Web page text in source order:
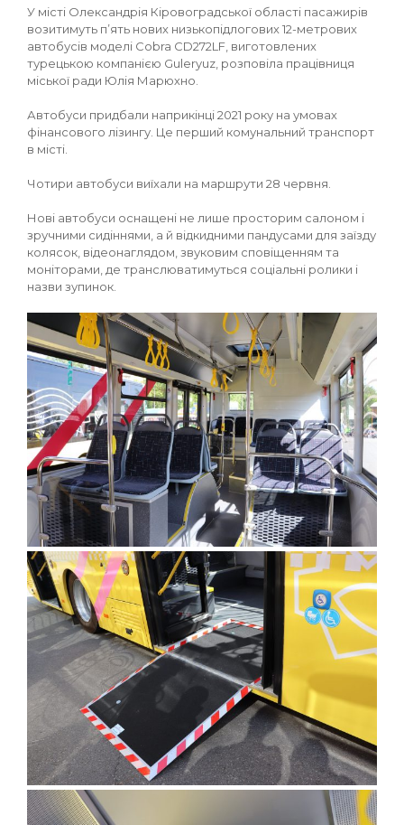
У місті Олександрія Кіровоградської області пасажирів
возитимуть п’ять нових низькопідлогових 12-метрових
автобусів моделі Cobra CD272LF, виготовлених
турецькою компанією Guleryuz, розповіла працівниця
міської ради Юлія Марюхно.
Автобуси придбали наприкінці 2021 року на умовах
фінансового лізингу. Це перший комунальний транспорт
в місті.
Чотири автобуси виїхали на маршрути 28 червня.
Нові автобуси оснащені не лише просторим салоном і
зручними сидіннями, а й відкидними пандусами для заїзду
колясок, відеонаглядом, звуковим сповіщенням та
моніторами, де транслюватимуться соціальні ролики і
назви зупинок.